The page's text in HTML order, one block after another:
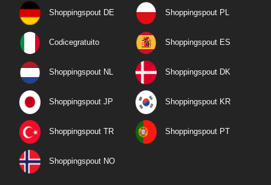
Shoppingspout DE Shoppingspout PL
Codicegratuito Shoppingspout ES
Shoppingspout NL Shoppingspout DK
Shoppingspout JP Shoppingspout KR
Shoppingspout TR Shoppingspout PT
Shoppingspout NO